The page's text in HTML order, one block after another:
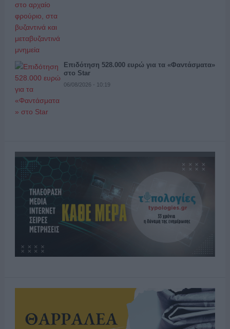
Επιδότηση 528.000 ευρώ για τα «Φαντάσματα»
στο Star
06/08/2026 - 10:19